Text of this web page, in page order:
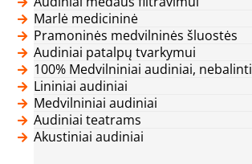
Marlė medicininė
Pramoninės medvilninės šluostės
Audiniai patalpų tvarkymui
100% Medvilniniai audiniai, nebalinti
Lininiai audiniai
Medvilniniai audiniai
Audiniai teatrams
Akustiniai audiniai